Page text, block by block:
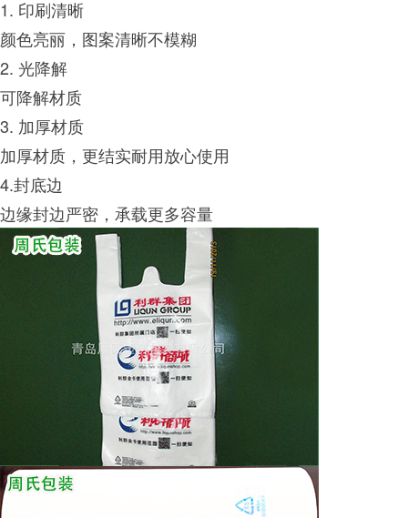
1. 印刷清晰
颜色亮丽，图案清晰不模糊
2. 光降解
可降解材质
3. 加厚材质
加厚材质，更结实耐用放心使用
4.封底边
边缘封边严密，承载更多容量